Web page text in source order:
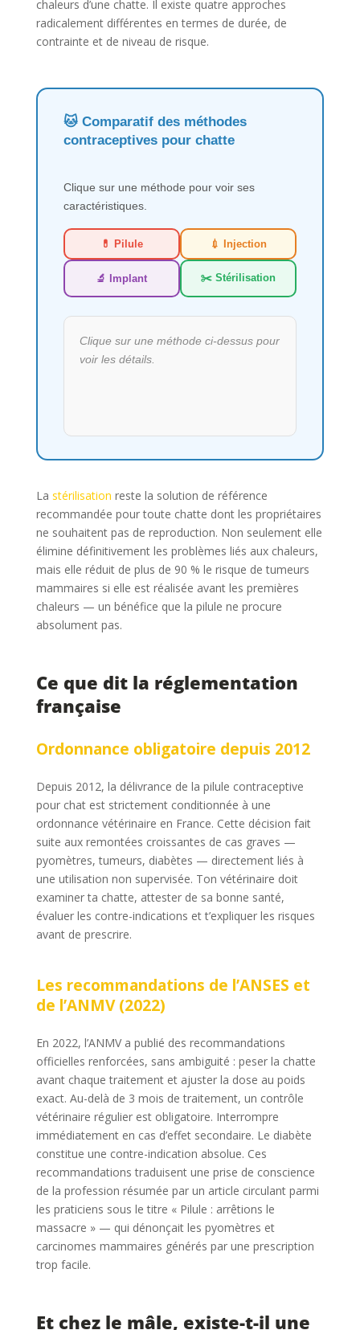
chaleurs d’une chatte. Il existe quatre approches
radicalement différentes en termes de durée, de
contrainte et de niveau de risque.
🐱 Comparatif des méthodes
contraceptives pour chatte
Clique sur une méthode pour voir ses
caractéristiques.
💊 Pilule 💉 Injection
🔬 Implant ✂️ Stérilisation
Clique sur une méthode ci-dessus pour
voir les détails.
La stérilisation reste la solution de référence
recommandée pour toute chatte dont les propriétaires
ne souhaitent pas de reproduction. Non seulement elle
élimine définitivement les problèmes liés aux chaleurs,
mais elle réduit de plus de 90 % le risque de tumeurs
mammaires si elle est réalisée avant les premières
chaleurs — un bénéfice que la pilule ne procure
absolument pas.
Ce que dit la réglementation
française
Ordonnance obligatoire depuis 2012
Depuis 2012, la délivrance de la pilule contraceptive
pour chat est strictement conditionnée à une
ordonnance vétérinaire en France. Cette décision fait
suite aux remontées croissantes de cas graves —
pyomètres, tumeurs, diabètes — directement liés à
une utilisation non supervisée. Ton vétérinaire doit
examiner ta chatte, attester de sa bonne santé,
évaluer les contre-indications et t’expliquer les risques
avant de prescrire.
Les recommandations de l’ANSES et
de l’ANMV (2022)
En 2022, l’ANMV a publié des recommandations
officielles renforcées, sans ambiguité : peser la chatte
avant chaque traitement et ajuster la dose au poids
exact. Au-delà de 3 mois de traitement, un contrôle
vétérinaire régulier est obligatoire. Interrompre
immédiatement en cas d’effet secondaire. Le diabète
constitue une contre-indication absolue. Ces
recommandations traduisent une prise de conscience
de la profession résumée par un article circulant parmi
les praticiens sous le titre « Pilule : arrêtions le
massacre » — qui dénonçait les pyomètres et
carcinomes mammaires générés par une prescription
trop facile.
Et chez le mâle, existe-t-il une